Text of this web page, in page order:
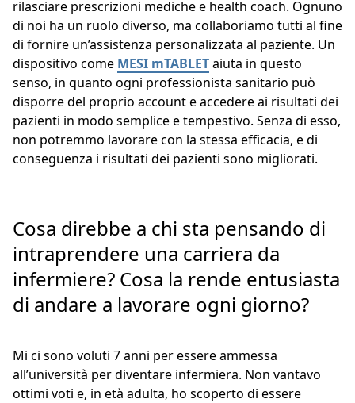
rilasciare prescrizioni mediche e health coach. Ognuno
di noi ha un ruolo diverso, ma collaboriamo tutti al fine
di fornire un’assistenza personalizzata al paziente. Un
dispositivo come MESI mTABLETaiuta in questo
senso, in quanto ogni professionista sanitario può
disporre del proprio account e accedere ai risultati dei
pazienti in modo semplice e tempestivo. Senza di esso,
non potremmo lavorare con la stessa efficacia, e di
conseguenza i risultati dei pazienti sono migliorati.
Cosa direbbe a chi sta pensando di
intraprendere una carriera da
infermiere? Cosa la rende entusiasta
di andare a lavorare ogni giorno?
Mi ci sono voluti 7 anni per essere ammessa
all’università per diventare infermiera. Non vantavo
ottimi voti e, in età adulta, ho scoperto di essere